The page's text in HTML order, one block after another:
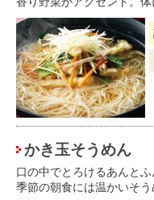
かき玉そうめん
口の中でとろけるあんと
季節の朝食には温かいそう